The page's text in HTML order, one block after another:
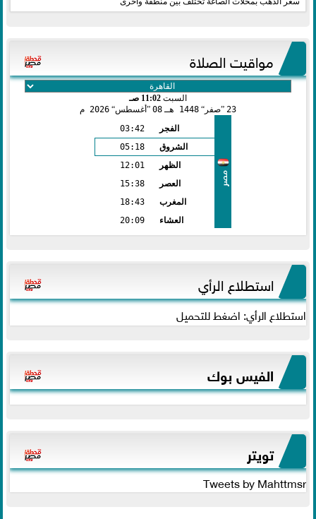
مواقيت الصلاة
السبت 11:02 صـ
23 صفر 1448 هـ 08 أغسطس 2026 م
مصر
الفجر
03:42
الشروق
05:18
الظهر
12:01
العصر
15:38
المغرب
18:43
العشاء
20:09
استطلاع الرأي
استطلاع الرأي: اضغط للتحميل
الفيس بوك
تويتر
Tweets by Mahttmsr